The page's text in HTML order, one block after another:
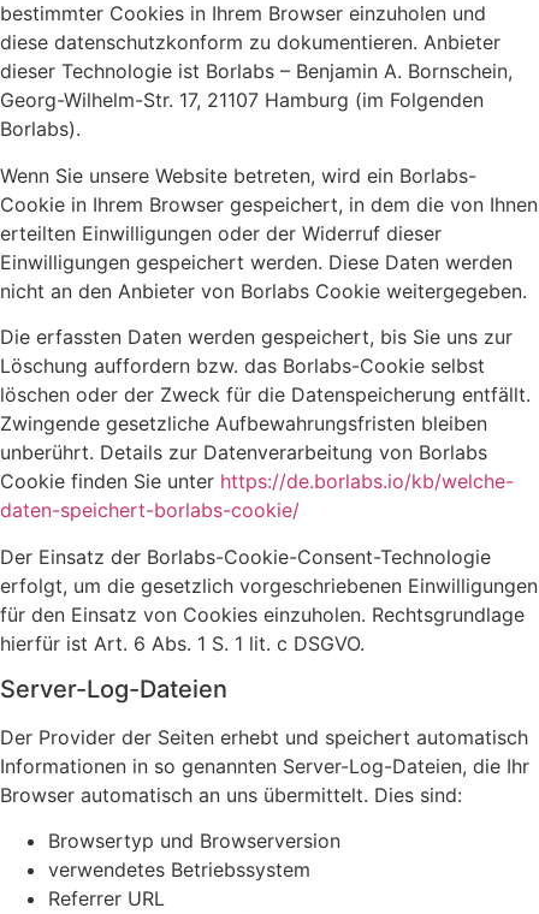
bestimmter Cookies in Ihrem Browser einzuholen und
diese datenschutzkonform zu dokumentieren. Anbieter
dieser Technologie ist Borlabs – Benjamin A. Bornschein,
Georg-Wilhelm-Str. 17, 21107 Hamburg (im Folgenden
Borlabs).
Wenn Sie unsere Website betreten, wird ein Borlabs-
Cookie in Ihrem Browser gespeichert, in dem die von Ihnen
erteilten Einwilligungen oder der Widerruf dieser
Einwilligungen gespeichert werden. Diese Daten werden
nicht an den Anbieter von Borlabs Cookie weitergegeben.
Die erfassten Daten werden gespeichert, bis Sie uns zur
Löschung auffordern bzw. das Borlabs-Cookie selbst
löschen oder der Zweck für die Datenspeicherung entfällt.
Zwingende gesetzliche Aufbewahrungsfristen bleiben
unberührt. Details zur Datenverarbeitung von Borlabs
Cookie finden Sie unter https://de.borlabs.io/kb/welche-
daten-speichert-borlabs-cookie/
Der Einsatz der Borlabs-Cookie-Consent-Technologie
erfolgt, um die gesetzlich vorgeschriebenen Einwilligungen
für den Einsatz von Cookies einzuholen. Rechtsgrundlage
hierfür ist Art. 6 Abs. 1 S. 1 lit. c DSGVO.
Server-Log-Dateien
Der Provider der Seiten erhebt und speichert automatisch
Informationen in so genannten Server-Log-Dateien, die Ihr
Browser automatisch an uns übermittelt. Dies sind:
Browsertyp und Browserversion
verwendetes Betriebssystem
Referrer URL